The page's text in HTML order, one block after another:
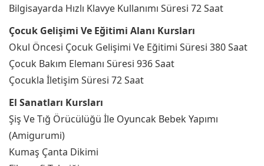
Bilgisayarda Hızlı Klavye Kullanımı Süresi 72 Saat
Çocuk Gelişimi Ve Eğitimi Alanı Kursları
Okul Öncesi Çocuk Gelişimi Ve Eğitimi Süresi 380 Saat
Çocuk Bakım Elemanı Süresi 936 Saat
Çocukla İletişim Süresi 72 Saat
El Sanatları Kursları
Şiş Ve Tığ Örücülüğü İle Oyuncak Bebek Yapımı
(Amigurumi)
Kumaş Çanta Dikimi